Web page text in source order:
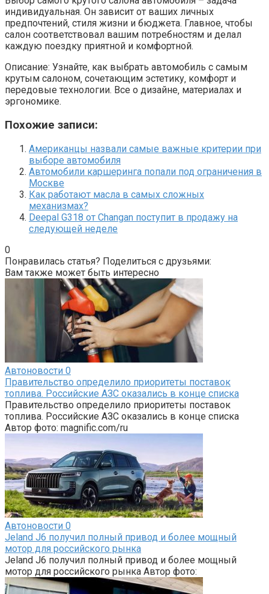
индивидуальная. Он зависит от ваших личных
предпочтений‚ стиля жизни и бюджета. Главное‚ чтобы
салон соответствовал вашим потребностям и делал
каждую поездку приятной и комфортной.
Описание: Узнайте‚ как выбрать автомобиль с самым
крутым салоном‚ сочетающим эстетику‚ комфорт и
передовые технологии. Все о дизайне‚ материалах и
эргономике.
Похожие записи:
Американцы назвали самые важные критерии при
выборе автомобиля
Автомобили каршеринга попали под ограничения в
Москве
Как работают масла в самых сложных
механизмах?
Deepal G318 от Changan поступит в продажу на
следующей неделе
0
Понравилась статья? Поделиться с друзьями:
Вам также может быть интересно
Автоновости 0
Правительство определило приоритеты поставок
топлива. Российские АЗС оказались в конце списка
Правительство определило приоритеты поставок
топлива. Российские АЗС оказались в конце списка
Автор фото: magnific.com/ru
Автоновости 0
Jeland J6 получил полный привод и более мощный
мотор для российского рынка
Jeland J6 получил полный привод и более мощный
мотор для российского рынка Автор фото: